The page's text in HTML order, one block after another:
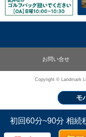
お問い合せ
Copyright © Landmark
初回60分~90分 相続
モ